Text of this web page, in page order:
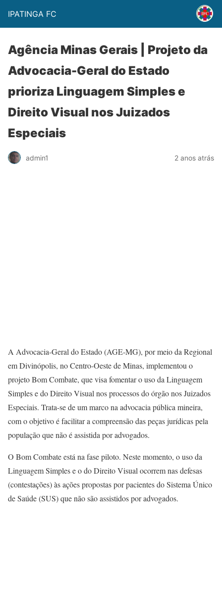
IPATINGA FC
Agência Minas Gerais | Projeto da
Advocacia-Geral do Estado
prioriza Linguagem Simples e
Direito Visual nos Juizados
Especiais
admin1 2 anos atrás
A Advocacia-Geral do Estado (AGE-MG), por meio da Regional
em Divinópolis, no Centro-Oeste de Minas, implementou o
projeto Bom Combate, que visa fomentar o uso da Linguagem
Simples e do Direito Visual nos processos do órgão nos Juizados
Especiais. Trata-se de um marco na advocacia pública mineira,
com o objetivo é facilitar a compreensão das peças jurídicas pela
população que não é assistida por advogados.
O Bom Combate está na fase piloto. Neste momento, o uso da
Linguagem Simples e o do Direito Visual ocorrem nas defesas
(contestações) às ações propostas por pacientes do Sistema Único
de Saúde (SUS) que não são assistidos por advogados.